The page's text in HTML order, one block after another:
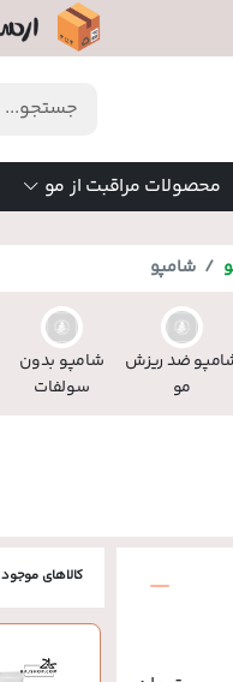
محصولات مراقبت از مو
شامپو
ضد ریزش
مو
شامپو بدون
سولفات
کالاهای موجود